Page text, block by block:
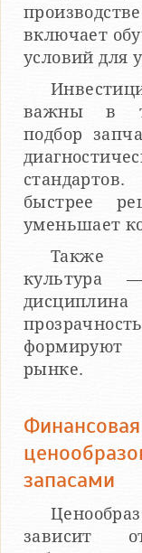
включает
условий для
важны в
подбор
быстрее
уменьшает
Также
культура
рынке.
запасами
зависит